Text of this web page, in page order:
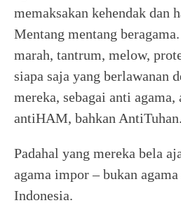
memaksakan kehendak dan
Mentang mentang
marah, tantrum, melow,
siapa saja yang berlawanan
mereka, sebagai anti agama,
antiHAM, bahkan AntiTuhan.
Padahal yang mereka bela
agama impor – bukan
Indonesia.